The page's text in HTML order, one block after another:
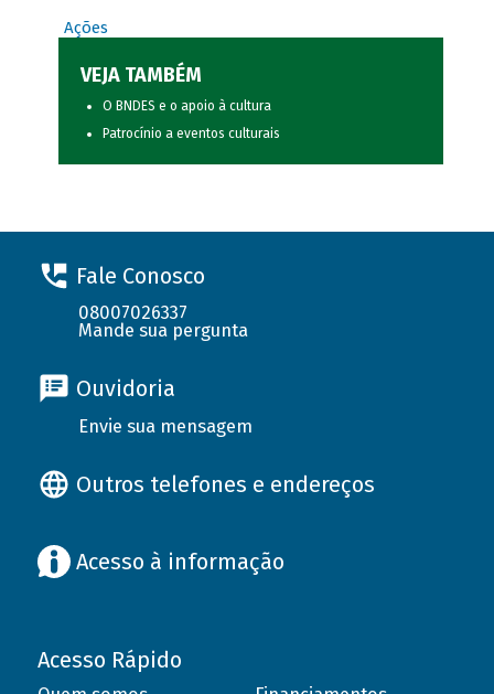
Ações
VEJA TAMBÉM
O BNDES e o apoio à cultura
Patrocínio a eventos culturais
Fale Conosco
08007026337
Mande sua pergunta
Ouvidoria
Envie sua mensagem
Outros telefones e endereços
Acesso à informação
Acesso Rápido